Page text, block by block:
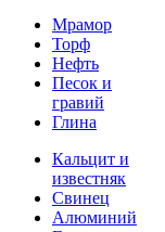
Мрамор
Торф
Нефть
Песок и
гравий
Глина
Кальцит и
известняк
Свинец
Алюминий